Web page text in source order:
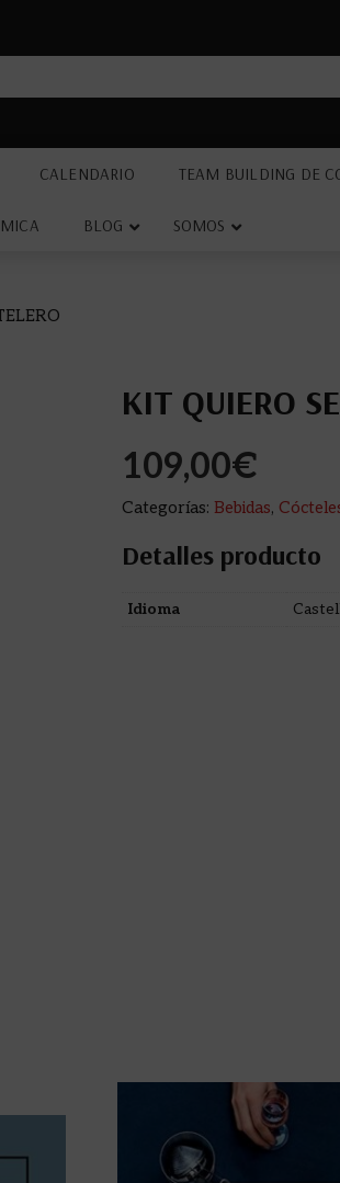
CALENDARIO TEAM BUILDING DE
BLOG SOMOS
KIT QUIERO
109,00€
Categorías: Bebidas,
Detalles producto
Idioma